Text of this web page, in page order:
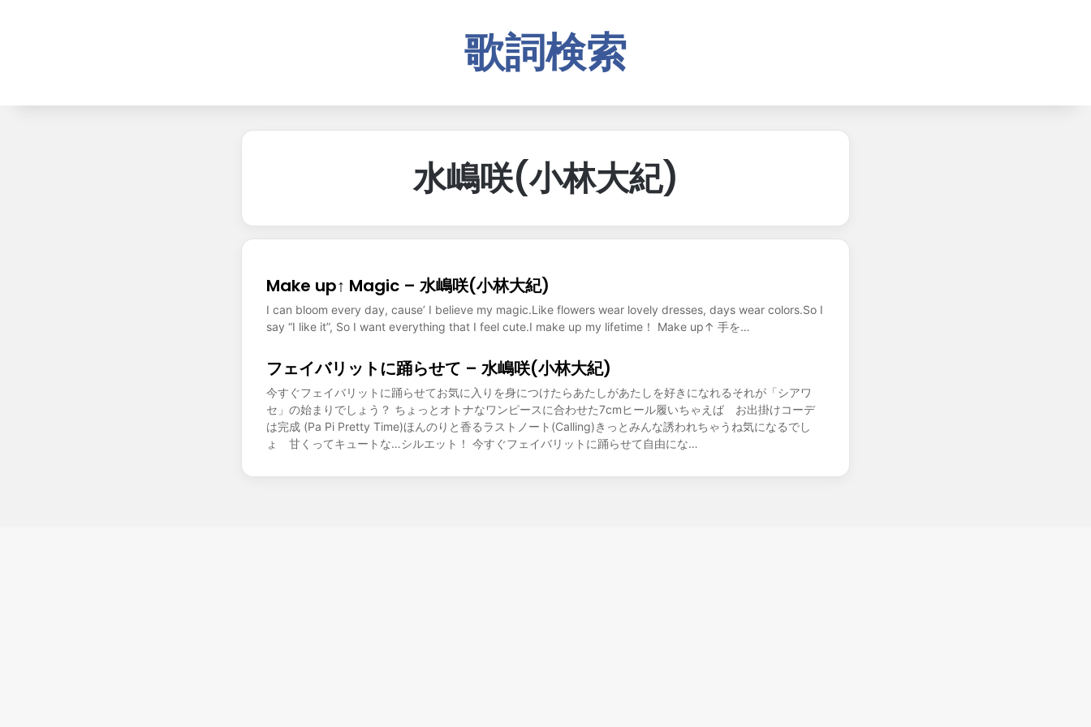
歌詞検索
水嶋咲(小林大紀)
Make up↑ Magic – 水嶋咲(小林大紀)
I can bloom every day, cause’ I believe my magic.Like flowers wear lovely dresses, days wear colors.So I
say “I like it”, So I want everything that I feel cute.I make up my lifetime！ Make up↑ 手を…
フェイバリットに踊らせて – 水嶋咲(小林大紀)
今すぐフェイバリットに踊らせてお気に入りを身につけたらあたしがあたしを好きになれるそれが「シアワ
セ」の始まりでしょう？ ちょっとオトナなワンピースに合わせた7cmヒール履いちゃえば お出掛けコーデ
は完成 (Pa Pi Pretty Time)ほんのりと香るラストノート(Calling)きっとみんな誘われちゃうね気になるでし
ょ 甘くってキュートな…シルエット！ 今すぐフェイバリットに踊らせて自由にな…